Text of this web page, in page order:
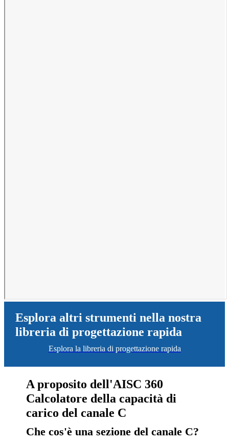
Esplora altri strumenti nella nostra
libreria di progettazione rapida
Esplora la libreria di progettazione rapida
A proposito dell'AISC 360
Calcolatore della capacità di
carico del canale C
Che cos'è una sezione del canale C?